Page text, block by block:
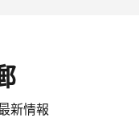
新情報